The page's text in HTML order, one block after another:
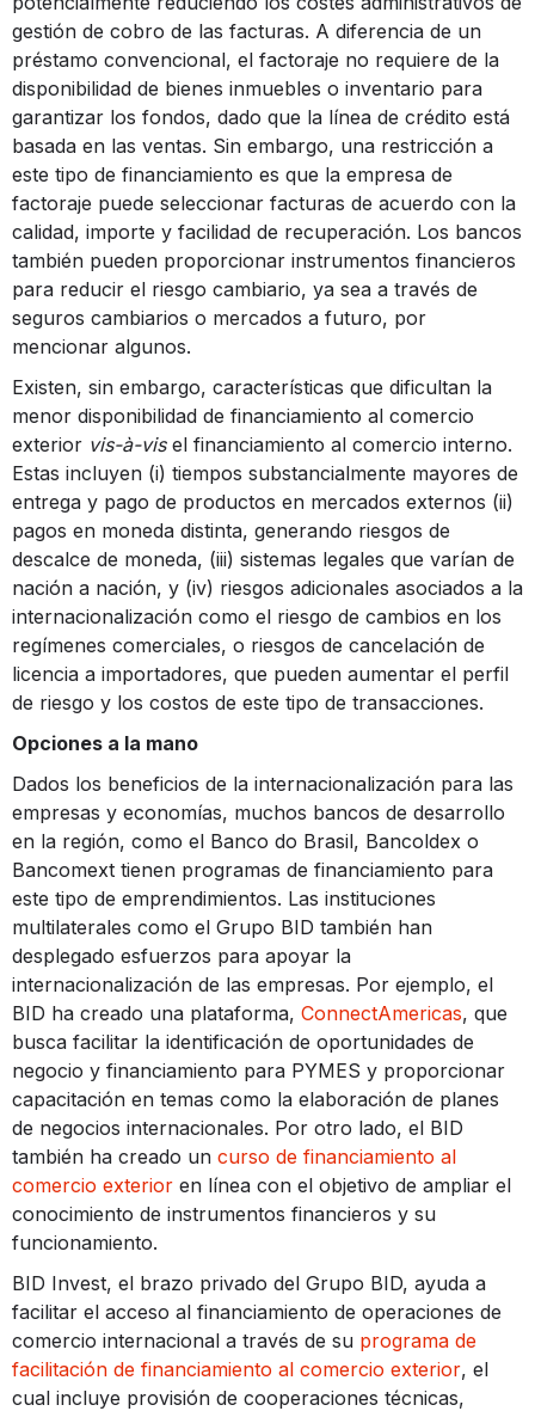
gestión de cobro de las facturas. A diferencia de un
préstamo convencional, el factoraje no requiere de la
disponibilidad de bienes inmuebles o inventario para
garantizar los fondos, dado que la línea de crédito está
basada en las ventas. Sin embargo, una restricción a
este tipo de financiamiento es que la empresa de
factoraje puede seleccionar facturas de acuerdo con la
calidad, importe y facilidad de recuperación. Los bancos
también pueden proporcionar instrumentos financieros
para reducir el riesgo cambiario, ya sea a través de
seguros cambiarios o mercados a futuro, por
mencionar algunos.
Existen, sin embargo, características que dificultan la
menor disponibilidad de financiamiento al comercio
exterior vis-à-visel financiamiento al comercio interno.
Estas incluyen (i) tiempos substancialmente mayores de
entrega y pago de productos en mercados externos (ii)
pagos en moneda distinta, generando riesgos de
descalce de moneda, (iii) sistemas legales que varían de
nación a nación, y (iv) riesgos adicionales asociados a la
internacionalización como el riesgo de cambios en los
regímenes comerciales, o riesgos de cancelación de
licencia a importadores, que pueden aumentar el perfil
de riesgo y los costos de este tipo de transacciones.
Opciones a la mano
Dados los beneficios de la internacionalización para las
empresas y economías, muchos bancos de desarrollo
en la región, como el Banco do Brasil, Bancoldex o
Bancomext tienen programas de financiamiento para
este tipo de emprendimientos. Las instituciones
multilaterales como el Grupo BID también han
desplegado esfuerzos para apoyar la
internacionalización de las empresas. Por ejemplo, el
BID ha creado una plataforma, ConnectAmericas, que
busca facilitar la identificación de oportunidades de
negocio y financiamiento para PYMES y proporcionar
capacitación en temas como la elaboración de planes
de negocios internacionales. Por otro lado, el BID
también ha creado un curso de financiamiento al
comercio exterior en línea con el objetivo de ampliar el
conocimiento de instrumentos financieros y su
funcionamiento.
BID Invest, el brazo privado del Grupo BID, ayuda a
facilitar el acceso al financiamiento de operaciones de
comercio internacional a través de su programa de
facilitación de financiamiento al comercio exterior, el
cual incluye provisión de cooperaciones técnicas,